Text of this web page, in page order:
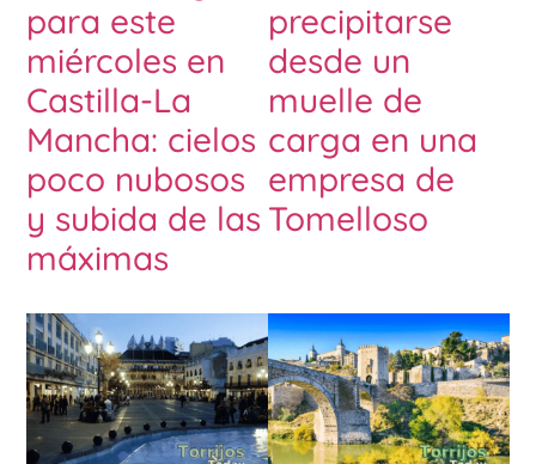
para este
miércoles en
Castilla-La
Mancha: cielos
poco nubosos
y subida de las
máximas
precipitarse
desde un
muelle de
carga en una
empresa de
Tomelloso